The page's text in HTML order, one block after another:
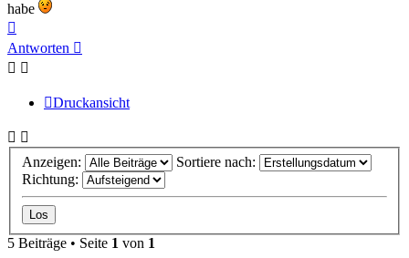
habe
oben
Antworten
Druckansicht
Anzeigen:
Sortiere nach:
Richtung:
5 Beiträge • Seite 1 von 1